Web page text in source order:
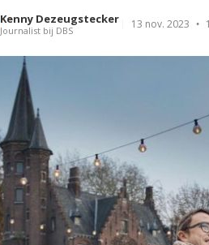
Kenny Dezeugstecker
Journalist bij DBS 13 nov. 2023